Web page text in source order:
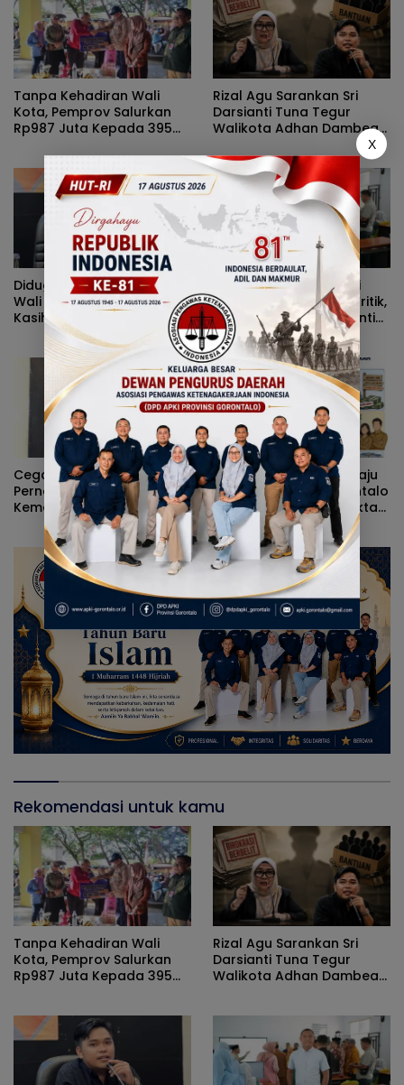
Tanpa Kehadiran Wali
Kota, Pemprov Salurkan
Rp987 Juta Kepada 395
Gorontalo
Rizal Agu Sarankan Sri
Darsianti Tuna Tegur
Walikota Adhan Dambea
Kumperindag Pemprov
Gorontalo
Diduga Kerap Dipersulit
Wali Kota Adhan Dambea,
Kasihan Warga Kota
Gorontalo Jarang Dapat
Bantuan Pemprov
Alvian Mato Sindir Wali
Kota: Terlalu Banyak Kritik,
Kerja Nyata Lebih Dinanti
Masyarakat
Cegah Gangguan
Pernapasan Selama
Kemarau, Dinkes
Kabupaten Gorontalo
Gencarkan Pembagian
Masker
Benarkah Anggaran Baju
Dinas Gubernur Gorontalo
Rp339 Juta? Simak Fakta
Sebenarnya
Rekomendasi untuk kamu
Tanpa Kehadiran Wali
Kota, Pemprov Salurkan
Rp987 Juta Kepada 395
Rizal Agu Sarankan Sri
Darsianti Tuna Tegur
Walikota Adhan Dambea
X